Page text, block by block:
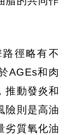
徑略有不
AGEs和肉
推動發炎和
險則是高油
劣質氧化油